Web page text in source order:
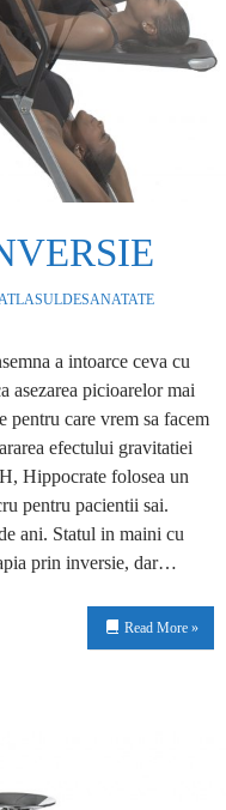
a intoarce ceva cu
asezarea picioarelor mai
pentru care vrem sa facem
efectului gravitatiei
Hippocrate folosea un
pentru pacientii sai.
ani. Statul in maini cu
prin inversie, dar…
Read More »